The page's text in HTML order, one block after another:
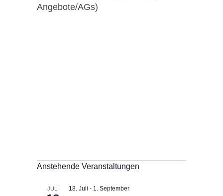
Angebote/AGs)
Anstehende Veranstaltungen
JULI 18. Juli - 1. September